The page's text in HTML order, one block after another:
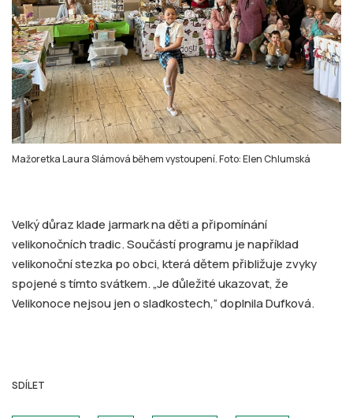
Mažoretka Laura Slámová během vystoupení. Foto: Elen Chlumská
Velký důraz klade jarmark na děti a připomínání
velikonočních tradic. Součástí programu je například
velikonoční stezka po obci, která dětem přibližuje zvyky
spojené s tímto svátkem. „Je důležité ukazovat, že
Velikonoce nejsou jen o sladkostech,“ doplnila Dufková.
SDÍLET